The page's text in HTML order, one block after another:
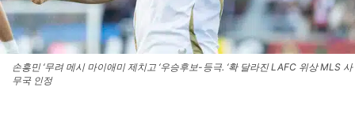
손흥민 ‘무려 메시 마이애미 제치고 ‘우승후보-등극. ‘확 달라진 LAFC 위상 MLS 사
무국 인정